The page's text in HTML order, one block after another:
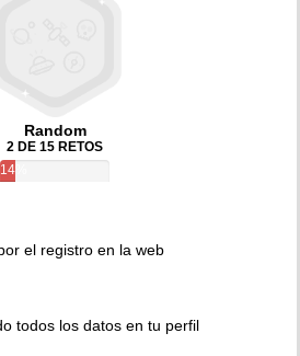
Random
2 DE 15 RETOS
14%
el registro en la web
todos los datos en tu perfil